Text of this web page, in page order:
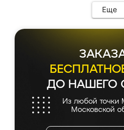
Еще
ДО НАШЕГО
Из любой точки
Московской